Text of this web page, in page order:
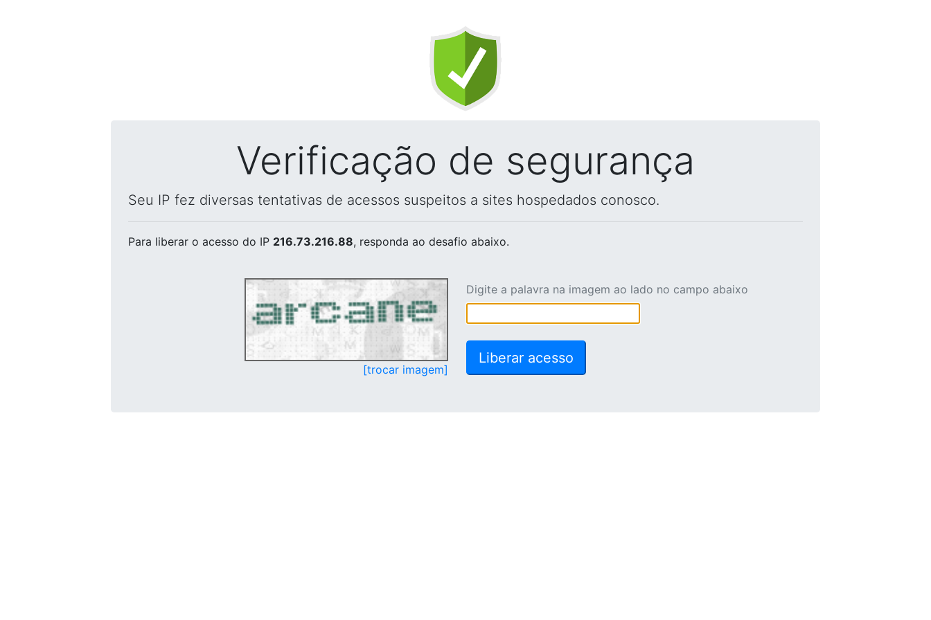
Verificação de segurança
Seu IP fez diversas tentativas de acessos suspeitos a sites hospedados conosco.
Para liberar o acesso do IP 216.73.216.88, responda ao desafio abaixo.
[trocar imagem]
Digite a palavra na imagem ao lado no campo abaixo